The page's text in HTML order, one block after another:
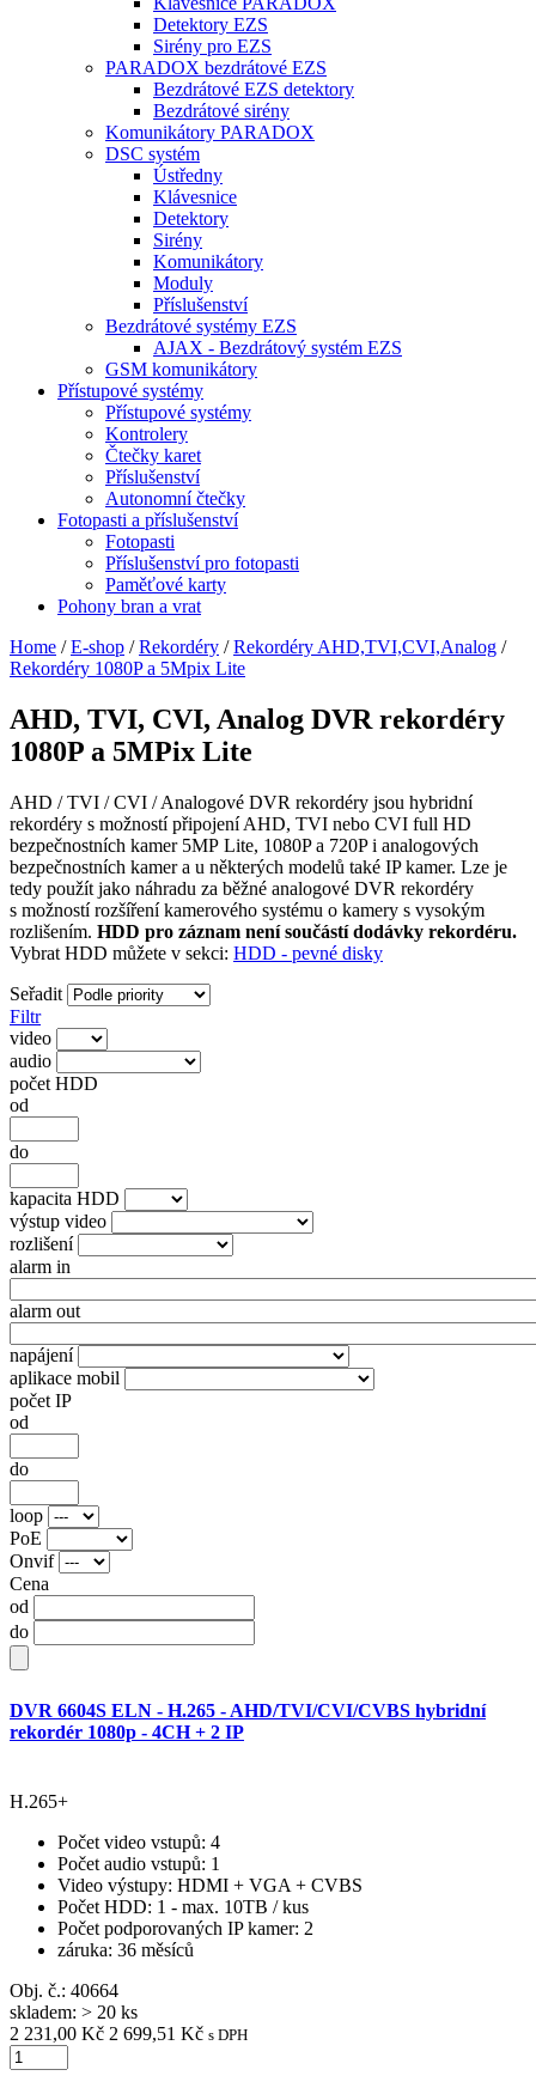
Detektory EZS
Sirény pro EZS
PARADOX bezdrátové EZS
Bezdrátové EZS detektory
Bezdrátové sirény
Komunikátory PARADOX
DSC systém
Ústředny
Klávesnice
Detektory
Sirény
Komunikátory
Moduly
Příslušenství
Bezdrátové systémy EZS
AJAX - Bezdrátový systém EZS
GSM komunikátory
Přístupové systémy
Přístupové systémy
Kontrolery
Čtečky karet
Příslušenství
Autonomní čtečky
Fotopasti a příslušenství
Fotopasti
Příslušenství pro fotopasti
Paměťové karty
Pohony bran a vrat
Home / E-shop / Rekordéry / Rekordéry AHD,TVI,CVI,Analog /
Rekordéry 1080P a 5Mpix Lite
AHD, TVI, CVI, Analog DVR rekordéry
1080P a 5MPix Lite
AHD / TVI / CVI / Analogové DVR rekordéry jsou hybridní
rekordéry s možností připojení AHD, TVI nebo CVI full HD
bezpečnostních kamer 5MP Lite, 1080P a 720P i analogových
bezpečnostních kamer a u některých modelů také IP kamer. Lze je
tedy použít jako náhradu za běžné analogové DVR rekordéry
s možností rozšíření kamerového systému o kamery s vysokým
rozlišením. HDD pro záznam není součástí dodávky rekordéru.
Vybrat HDD můžete v sekci: HDD - pevné disky
Seřadit
Filtr
video
audio
počet HDD
od
do
kapacita HDD
výstup video
rozlišení
alarm in
alarm out
napájení
aplikace mobil
počet IP
od
do
loop
PoE
Onvif
Cena
od
do
DVR 6604S ELN - H.265 - AHD/TVI/CVI/CVBS hybridní
rekordér 1080p - 4CH + 2 IP
H.265+
Počet video vstupů: 4
Počet audio vstupů: 1
Video výstupy: HDMI + VGA + CVBS
Počet HDD: 1 - max. 10TB / kus
Počet podporovaných IP kamer: 2
záruka: 36 měsíců
Obj. č.: 40664
skladem: > 20 ks
2 231,00 Kč 2 699,51 Kč s DPH